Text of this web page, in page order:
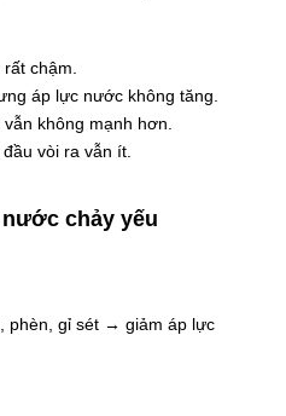
chậm.
áp lực nước không tăng.
không mạnh hơn.
vòi ra vẫn ít.
chảy yếu
phèn, gỉ sét → giảm áp lực